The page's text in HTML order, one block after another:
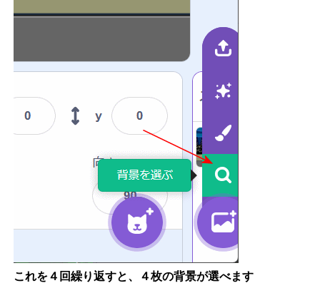
これを４回繰り返すと、４枚の背景が選べます